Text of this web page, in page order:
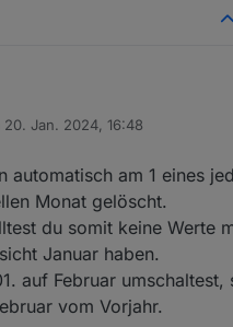
ob Heizstab auf
>= 61
vermutlich mal wieder zu
das in der
Daten aus dem Vorjahr schon
hier den History-Daten-Ordner
den neu an?
das automatisch passieren
schiefgelaufen?
dem Schlauch. ;)
Grüße
20. Jan. 2024, 16:48
von
automatisch am 1 eines
Monat gelöscht.
du somit keine Werte
Januar haben.
auf Februar umschaltest,
vom Vorjahr.